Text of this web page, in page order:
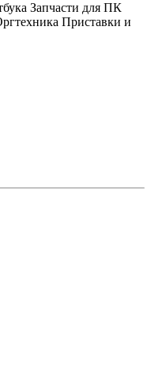
Запчасти для ПК
Приставки и